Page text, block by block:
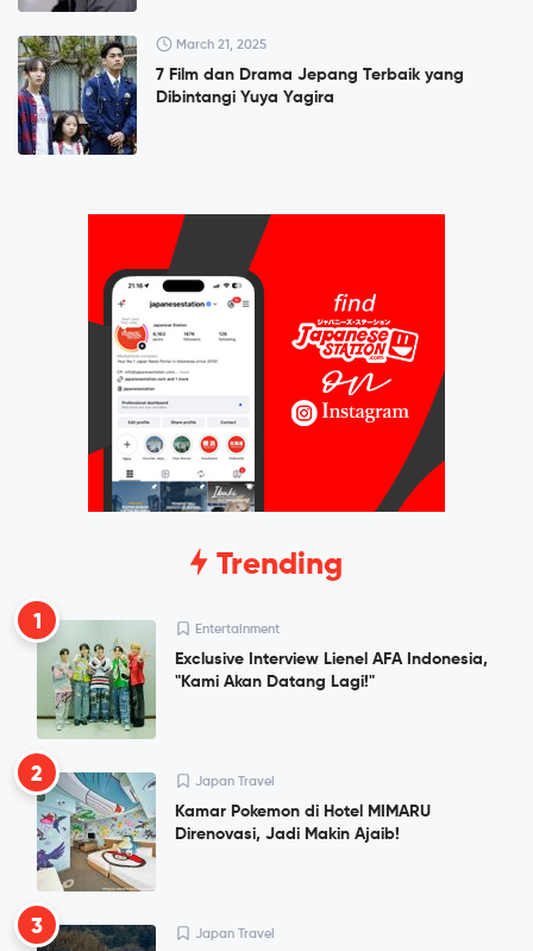
March 21, 2025
7 Film dan Drama Jepang Terbaik yang
Dibintangi Yuya Yagira
Trending
1 Entertainment
Exclusive Interview Lienel AFA Indonesia,
"Kami Akan Datang Lagi!"
2 Japan Travel
Kamar Pokemon di Hotel MIMARU
Direnovasi, Jadi Makin Ajaib!
3 Japan Travel